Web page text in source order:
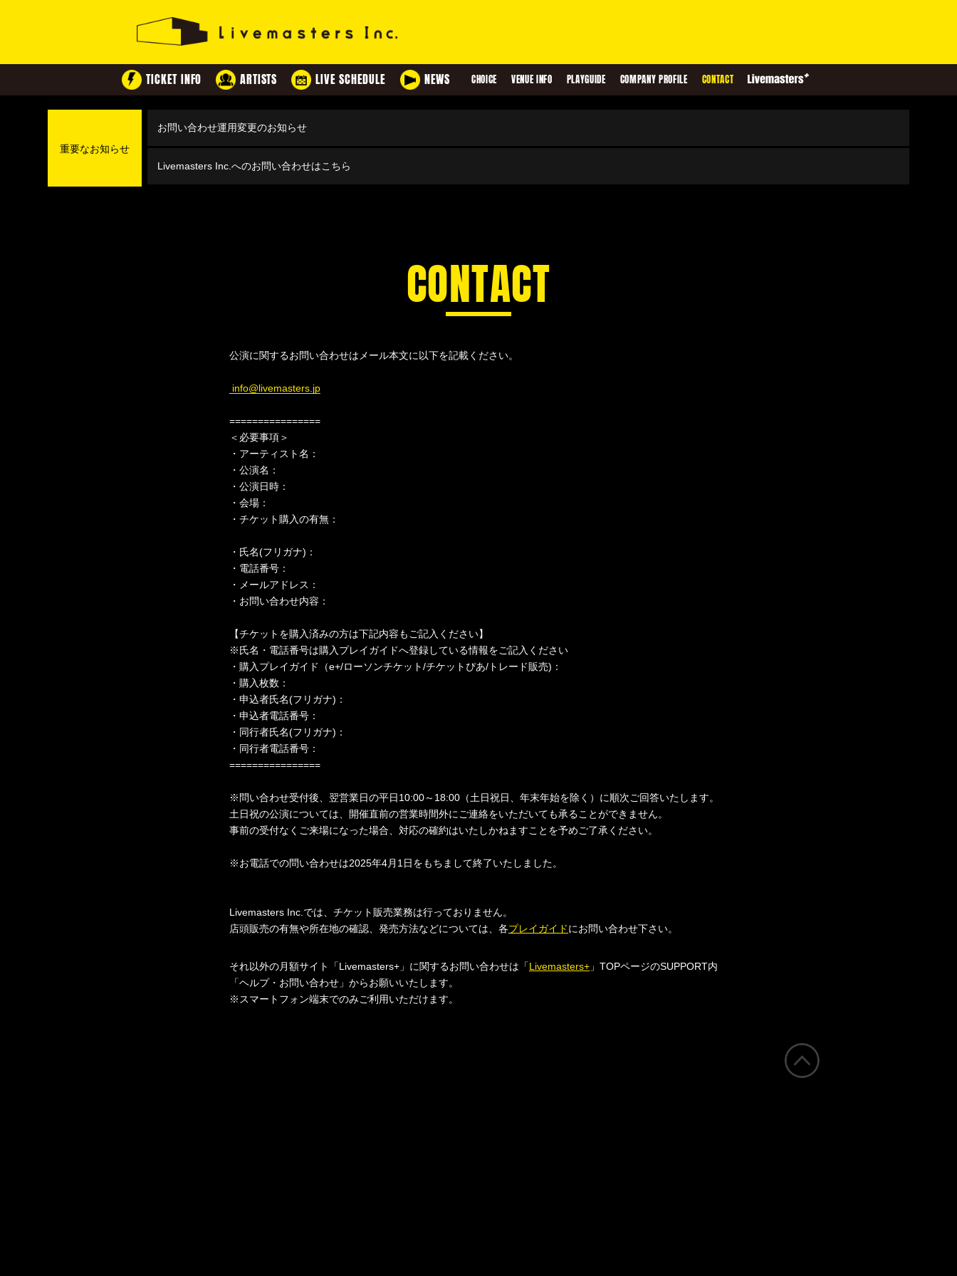
TICKET INFO ARTISTS LIVE SCHEDULE NEWS CHOICE VENUE INFO PLAYGUIDE COMPANY PROFILE CONTACT
重要なお知らせ
お問い合わせ運用変更のお知らせ
Livemasters Inc.へのお問い合わせはこちら
CONTACT
公演に関するお問い合わせはメール本文に以下を記載ください。
info@livemasters.jp
================
＜必要事項＞
・アーティスト名：
・公演名：
・公演日時：
・会場：
・チケット購入の有無：
・氏名(フリガナ)：
・電話番号：
・メールアドレス：
・お問い合わせ内容：
【チケットを購入済みの方は下記内容もご記入ください】
※氏名・電話番号は購入プレイガイドへ登録している情報をご記入ください
・購入プレイガイド（e+/ローソンチケット/チケットぴあ/トレード販売)：
・購入枚数：
・申込者氏名(フリガナ)：
・申込者電話番号：
・同行者氏名(フリガナ)：
・同行者電話番号：
================
※問い合わせ受付後、翌営業日の平日10:00～18:00（土日祝日、年末年始を除く）に順次ご回答いたします。
土日祝の公演については、開催直前の営業時間外にご連絡をいただいても承ることができません。
事前の受付なくご来場になった場合、対応の確約はいたしかねますことを予めご了承ください。
※お電話での問い合わせは2025年4月1日をもちまして終了いたしました。
Livemasters Inc.では、チケット販売業務は行っておりません。
店頭販売の有無や所在地の確認、発売方法などについては、各プレイガイドにお問い合わせ下さい。
それ以外の月額サイト「Livemasters+」に関するお問い合わせは「Livemasters+ 」TOPページのSUPPORT内
「ヘルプ・お問い合わせ」からお願いいたします。
※スマートフォン端末でのみご利用いただけます。